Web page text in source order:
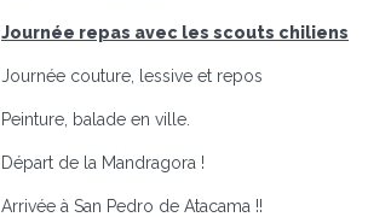
Journée repas avec les scouts chiliens
Journée couture, lessive et repos
Peinture, balade en ville.
Départ de la Mandragora !
Arrivée à San Pedro de Atacama !!